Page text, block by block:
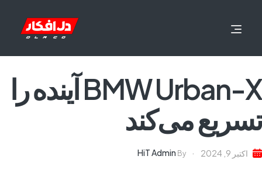
BMW Urban-X آینده را
تسریع می‌کند
اکتبر 9, 2024 By
HiT Admin